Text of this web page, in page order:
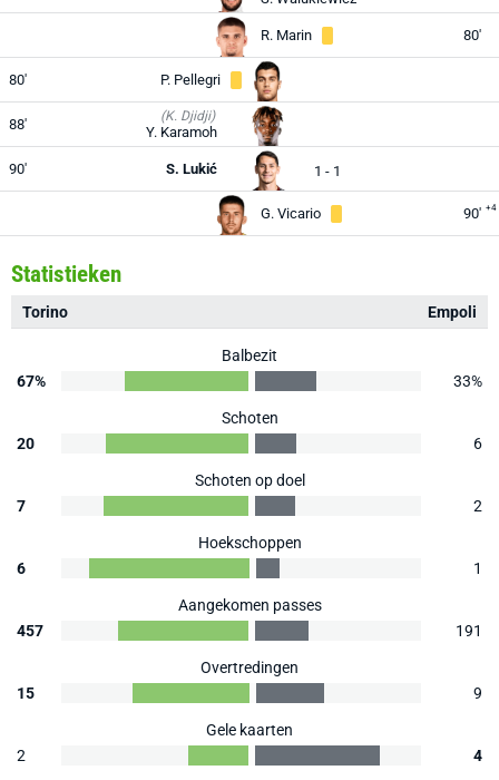
R. Marin 80'
80' P. Pellegri
88' (K. Djidji)
Y. Karamoh
90' S. Lukić 1 - 1
G. Vicario 90' +4
Statistieken
Torino Empoli
Balbezit
67%
33%
Schoten
20
6
Schoten op doel
7
2
Hoekschoppen
6
1
Aangekomen passes
457
191
Overtredingen
15
9
Gele kaarten
2
4